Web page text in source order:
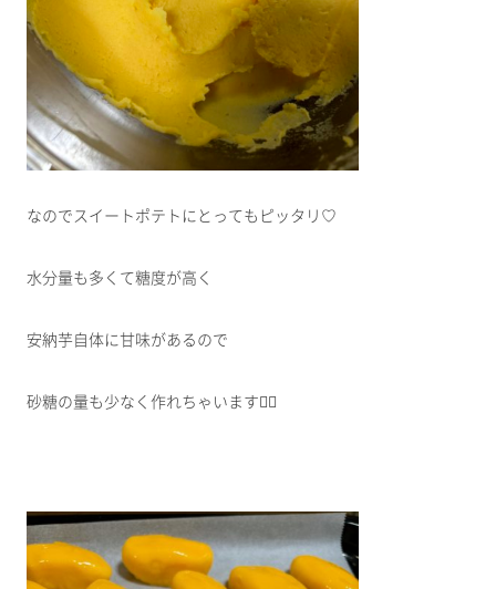
なのでスイートポテトにとってもピッタリ♡
水分量も多くて糖度が高く
安納芋自体に甘味があるので
砂糖の量も少なく作れちゃいます🙆‍♀️